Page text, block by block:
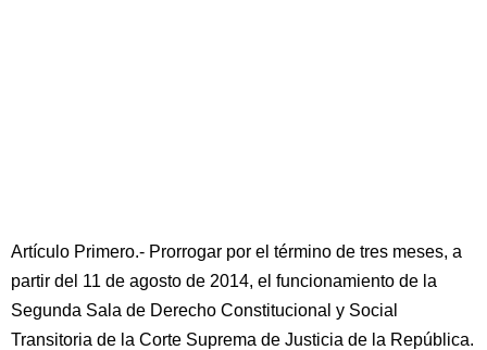
Artículo Primero.- Prorrogar por el término de tres meses, a
partir del 11 de agosto de 2014, el funcionamiento de la
Segunda Sala de Derecho Constitucional y Social
Transitoria de la Corte Suprema de Justicia de la República.